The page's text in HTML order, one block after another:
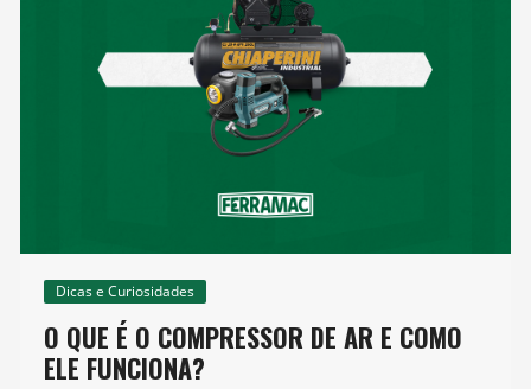
Dicas e Curiosidades
O QUE É O COMPRESSOR DE AR E COMO
ELE FUNCIONA?